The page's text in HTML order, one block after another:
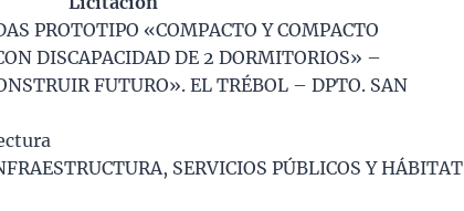
PROTOTIPO «COMPACTO Y COMPACTO
DISCAPACIDAD DE 2 DORMITORIOS» –
FUTURO». EL TRÉBOL – DPTO. SAN
SERVICIOS PÚBLICOS Y HÁBITAT